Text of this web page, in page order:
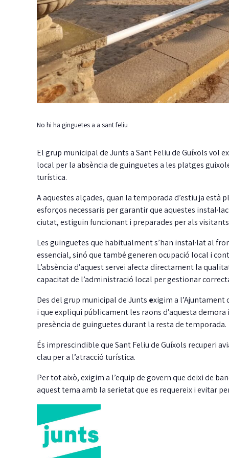
No hi ha ginguetes a a sant feliu
El grup municipal de Junts a Sant Feliu de Guíxols vol
local per la absència de guinguetes a les platges
turística.
A aquestes alçades, quan la temporada d’estiu ja està
esforços necessaris per garantir que aquestes
ciutat, estiguin funcionant i preparades per als
Les guinguetes que habitualment s’han instal·lat al
essencial, sinó que també generen ocupació local i
L’absència d’aquest servei afecta directament la
capacitat de l’administració local per gestionar
Des del grup municipal de Junts exigim a l’Ajuntament
i que expliqui públicament les raons d’aquesta
presència de guinguetes durant la resta de temporada.
És imprescindible que Sant Feliu de Guíxols recuperi
clau per a l’atracció turística.
Per tot això, exigim a l’equip de govern que deixi de
aquest tema amb la serietat que es requereix i evitar
dret a l’habitatge ja té